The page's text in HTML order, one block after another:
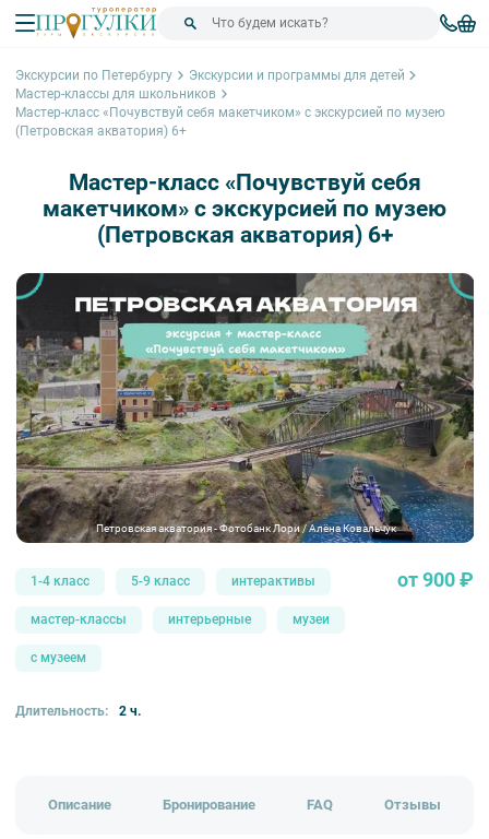
Экскурсии по Петербургу
Экскурсии и программы для детей
Мастер-классы для школьников
Мастер-класс «Почувствуй себя макетчиком» с экскурсией по музею
(Петровская акватория) 6+
Мастер-класс «Почувствуй себя
макетчиком» с экскурсией по музею
(Петровская акватория) 6+
Петровская акватория - Фотобанк Лори / Алёна Ковальчук
1-4 класс 5-9 класс интерактивы
мастер-классы интерьерные музеи
с музеем
от 900 ₽
Длительность: 2 ч.
Описание Бронирование FAQ Отзывы